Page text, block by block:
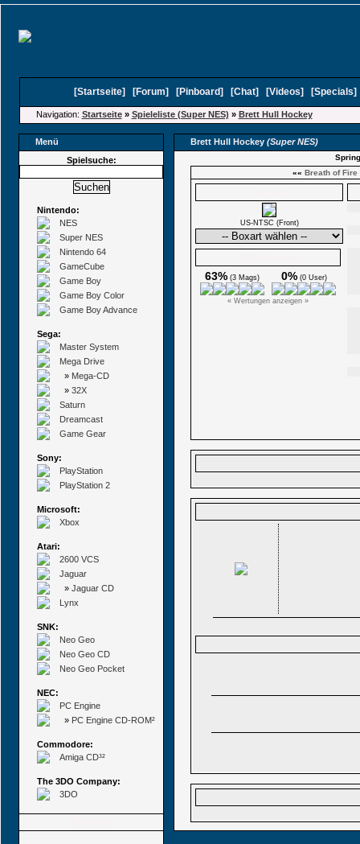
[Startseite] [Forum] [Pinboard] [Chat] [Videos] [Specials
Navigation: Startseite» Spieleliste (Super NES) » Brett Hull Hockey
Menü Brett Hull Hockey (Super NES)
Spielsuche:
Nintendo:
NES
Super NES
Nintendo 64
GameCube
Game Boy
Game Boy Color
Game Boy Advance
Sega:
Master System
Mega Drive
» Mega-CD
» 32X
Saturn
Dreamcast
Game Gear
Sony:
PlayStation
PlayStation 2
Microsoft:
Xbox
Atari:
2600 VCS
Jaguar
» Jaguar CD
Lynx
SNK:
Neo Geo
Neo Geo CD
Neo Geo Pocket
NEC:
PC Engine
» PC Engine CD-ROM²
Commodore:
Amiga CD³²
The 3DO Company:
3DO
«« Breath of Fire
US-NTSC (Front)
63% (3 Mags) 0% (0 User)
« Wertungen anzeigen »